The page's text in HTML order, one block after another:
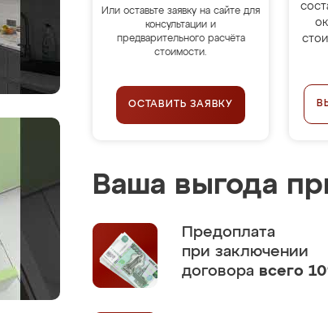
Или оставьте заявку на сайте для
консультации и
предварительного расчёта
стоимости.
ОСТАВИТЬ ЗАЯВКУ
Ваша выгода
Предоплата
при заключении
договора всего